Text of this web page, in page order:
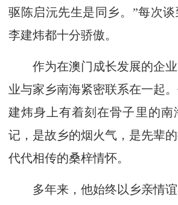
驱陈启沅先生是同乡。”每次谈
李建炜都十分骄傲。
作为在澳门成长发展的企业
业与家乡南海紧密联系在一起
建炜身上有着刻在骨子里的南
记，是故乡的烟火气，是先辈
代代相传的桑梓情怀。
多年来，他始终以乡亲情谊